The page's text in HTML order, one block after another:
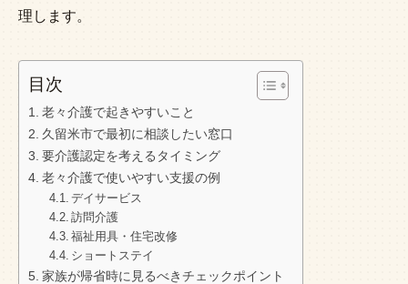
理します。
目次
老々介護で起きやすいこと
久留米市で最初に相談したい窓口
要介護認定を考えるタイミング
老々介護で使いやすい支援の例
デイサービス
訪問介護
福祉用具・住宅改修
ショートステイ
家族が帰省時に見るべきチェックポイント